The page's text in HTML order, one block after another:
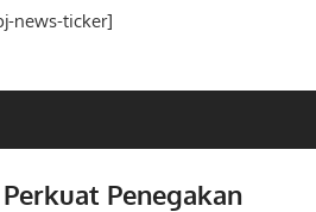
news-ticker]
Penegakan